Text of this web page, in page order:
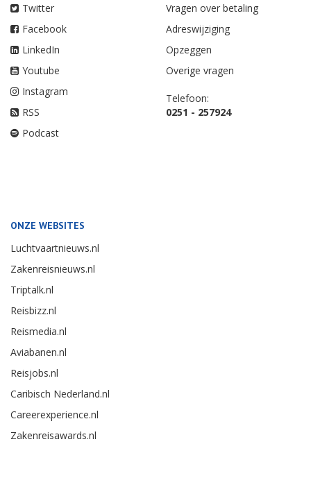
Twitter
Facebook
LinkedIn
Youtube
Instagram
RSS
Podcast
Vragen over betaling
Adreswijziging
Opzeggen
Overige vragen
Telefoon:
0251 - 257924
ONZE WEBSITES
Luchtvaartnieuws.nl
Zakenreisnieuws.nl
Triptalk.nl
Reisbizz.nl
Reismedia.nl
Aviabanen.nl
Reisjobs.nl
Caribisch Nederland.nl
Careerexperience.nl
Zakenreisawards.nl